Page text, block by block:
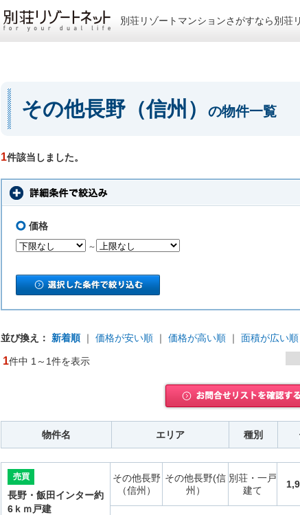
別荘リゾートマンションさがすなら別荘
その他長野（信州） の物件一覧
1件該当しました。
価格
～
並び換え： 新着順 ｜ 価格が安い順 ｜ 価格が高い順 ｜ 面積が広い順
1件中 1～1件を表示
物件名 エリア 種別
売買
長野・飯田インター約
6ｋｍ戸建
その他長野
（信州）
その他長野(信
州）
別荘・一戸
建て